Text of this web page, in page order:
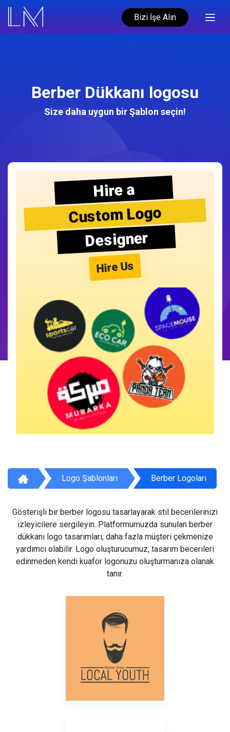
Bizi İşe Alın
Berber Dükkanı logosu
Size daha uygun bir Şablon seçin!
Hire a
Custom Logo
Designer
Hire Us
Logo Şablonları Berber Logoları
Gösterişli bir berber logosu tasarlayarak stil becerilerinizi
izleyicilere sergileyin. Platformumuzda sunulan berber
dükkanı logo tasarımları, daha fazla müşteri çekmenize
yardımcı olabilir. Logo oluşturucumuz, tasarım becerileri
edinmeden kendi kuaför logonuzu oluşturmanıza olanak
tanır.